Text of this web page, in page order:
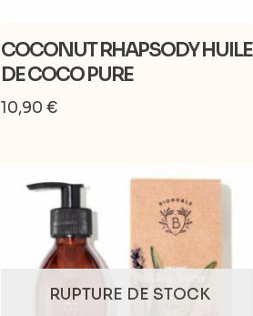
COCONUT RHAPSODY HUILE
DE COCO PURE
10,90 €
RUPTURE DE STOCK